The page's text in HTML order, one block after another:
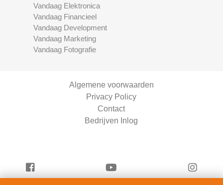
Vandaag Elektronica
Vandaag Financieel
Vandaag Development
Vandaag Marketing
Vandaag Fotografie
Algemene voorwaarden
Privacy Policy
Contact
Bedrijven Inlog